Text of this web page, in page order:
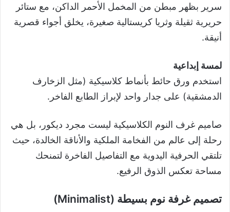
سرير بظهر مبطن من المخمل الأحمر الداكن، مع ستائر
حريرية ثقيلة وثريا كريستالية صغيرة، يخلق أجواء قصرية
أنيقة.
لمسة إبداعية
استخدم ورق حائط بأنماط كلاسيكية (مثل الزخارف
الدمشقية) على جدار واحد لإبراز الطابع الفاخر.
صاميم غرف النوم الكلاسيكية ليست مجرد ديكور، بل هي
رحلة إلى عالم من الفخامة الملكية والأناقة الخالدة، حيث
تلتقي الحرفية اليدوية مع التفاصيل الفاخرة لتمنحك
مساحة تعكس الذوق الرفيع.
تصميم غرفة نوم بسيطة (Minimalist)